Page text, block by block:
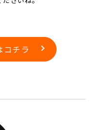
コチラ